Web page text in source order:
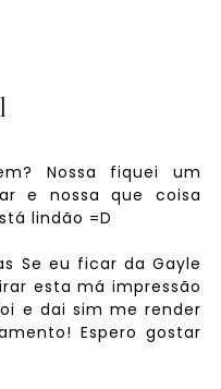
Nossa fiquei um
e nossa que coisa
lindão =D
Se eu ficar da Gayle
esta má impressão
e dai sim me render
Espero gostar